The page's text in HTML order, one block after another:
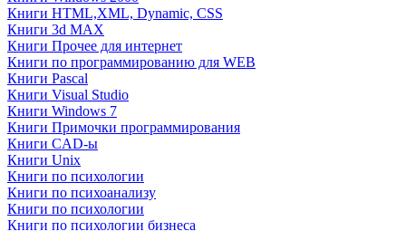
Книги HTML,XML, Dynamic, CSS
Книги 3d MAX
Книги Прочее для интернет
Книги по программированию для WEB
Книги Pascal
Книги Visual Studio
Книги Windows 7
Книги Примочки программирования
Книги CAD-ы
Книги Unix
Книги по психологии
Книги по психоанализу
Книги по психологии
Книги по психологии бизнеса